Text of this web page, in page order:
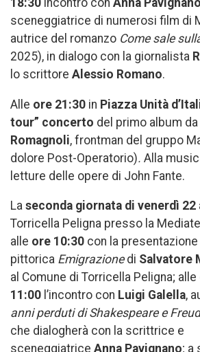
18:30 incontro con Anna Pavignano
sceneggiatrice di numerosi film di
autrice del romanzo Come sale
2025), in dialogo con la giornalista
lo scrittore Alessio Romano.
Alle ore 21:30 in Piazza Unità
tour” concerto del primo album
Romagnoli, frontman del gruppo
dolore Post-Operatorio). Alla
letture delle opere di John Fante.
La seconda giornata di venerdì 22
Torricella Peligna presso la
alle ore 10:30 con la presentazione
pittorica Emigrazione di Salvatore
al Comune di Torricella Peligna; alle
11:00 l’incontro con Luigi Galella,
anni perduti di Shakespeare e Freud
che dialogherà con la scrittrice e
sceneggiatrice Anna Pavignano; a